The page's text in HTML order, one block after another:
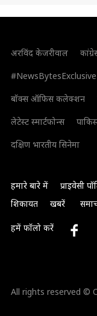
अरविंद केजरीवाल
#NewsBytesExclusive
बॉक्स ऑफिस कलेक्शन
लेटेस्ट स्मार्टफोन्स
दक्षिण भारतीय सिनेमा
हमारे बारे में प्राइवेसी
शिकायत
खबरें
हमें फॉलो करें
All rights reserved ©